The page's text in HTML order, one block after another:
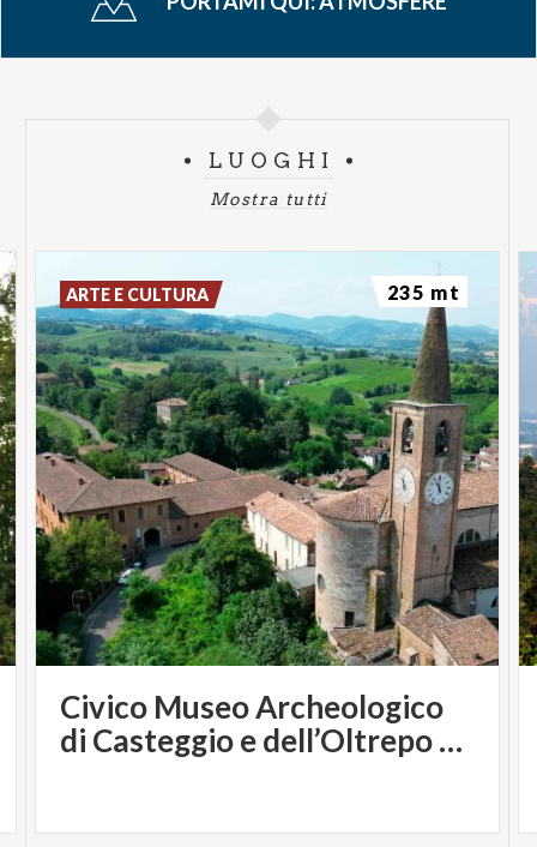
LUOGHI
Mostra tutti
Civico Museo Archeologico
di Casteggio e dell’Oltrepo Pavese
ARTE E CULTURA 235 mt